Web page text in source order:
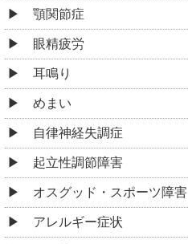
顎関節症
眼精疲労
耳鳴り
めまい
自律神経失調症
起立性調節障害
オスグッド・スポーツ障害
アレルギー症状